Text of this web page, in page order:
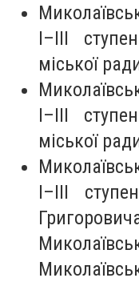
I–III
міської
I–III
міської
I–III